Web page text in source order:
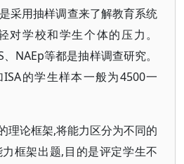
采用抽样调查来了解教育系统
对学校和学生个体的压力。
NAEp等都是抽样调查研究。
的学生样本一般为4500一
理论框架,将能力区分为不同的
框架出题,目的是评定学生不